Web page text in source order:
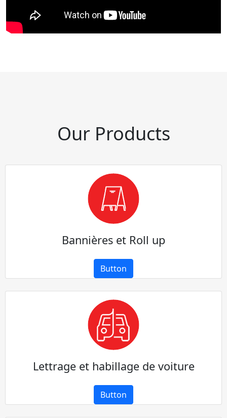
Our Products
Bannières et Roll up
Button
Lettrage et habillage de voiture
Button